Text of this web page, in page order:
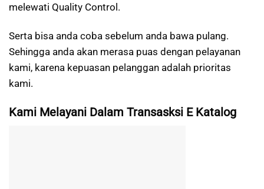
melewati Quality Control.
Serta bisa anda coba sebelum anda bawa pulang.
Sehingga anda akan merasa puas dengan pelayanan
kami, karena kepuasan pelanggan adalah prioritas
kami.
Kami Melayani Dalam Transasksi E Katalog